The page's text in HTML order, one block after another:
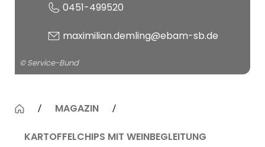
0451-499520
maximilian.demling@ebam-sb.de
© Service-Bund
MAGAZIN
KARTOFFELCHIPS MIT WEINBEGLEITUNG